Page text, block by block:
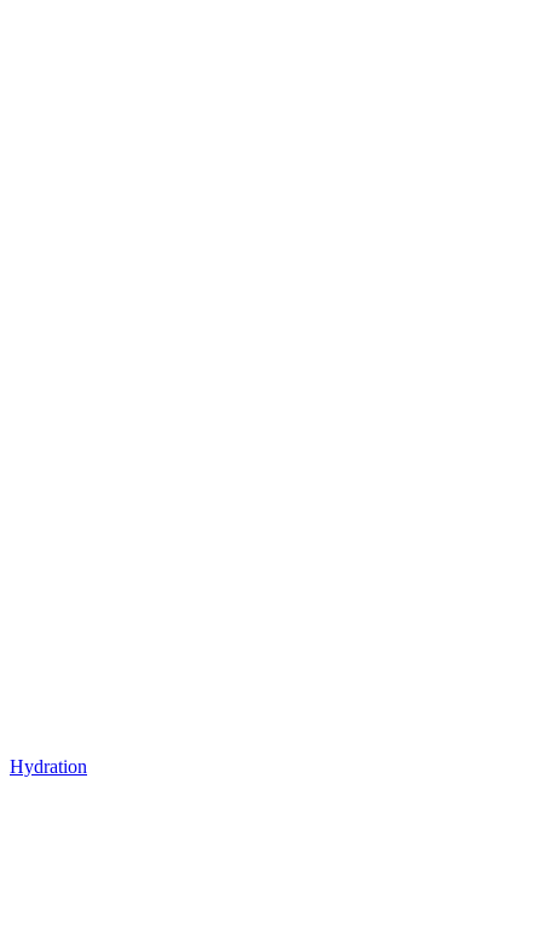
Hydration